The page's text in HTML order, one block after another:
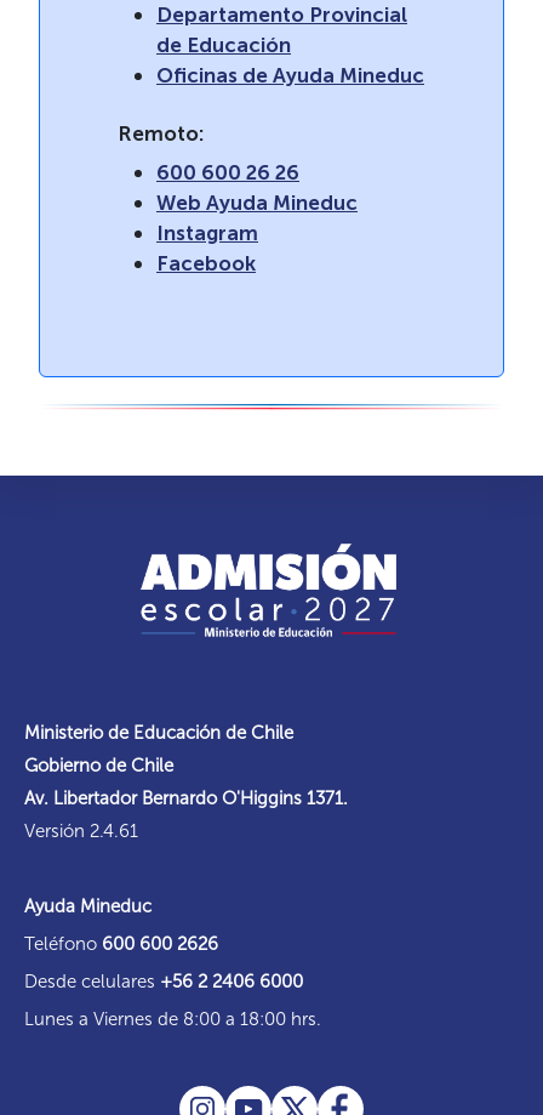
Departamento Provincial
de Educación
Oficinas de Ayuda Mineduc
Remoto:
600 600 26 26
Web Ayuda Mineduc
Instagram
Facebook
Ministerio de Educación de Chile
Gobierno de Chile
Av. Libertador Bernardo O'Higgins 1371.
Versión 2.4.61
Ayuda Mineduc
Teléfono 600 600 2626
Desde celulares +56 2 2406 6000
Lunes a Viernes de 8:00 a 18:00 hrs.